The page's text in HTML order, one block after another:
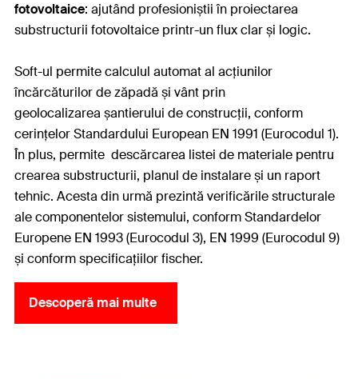
fotovoltaice: ajutând profesioniștii în proiectarea
substructurii fotovoltaice printr-un flux clar și logic.
Soft-ul permite calculul automat al acțiunilor
încărcăturilor de zăpadă și vânt prin
geolocalizarea șantierului de construcții, conform
cerințelor Standardului European EN 1991 (Eurocodul 1).
În plus, permite descărcarea listei de materiale pentru
crearea substructurii, planul de instalare și un raport
tehnic. Acesta din urmă prezintă verificările structurale
ale componentelor sistemului, conform Standardelor
Europene EN 1993 (Eurocodul 3), EN 1999 (Eurocodul 9)
și conform specificațiilor fischer.
Descoperă mai multe